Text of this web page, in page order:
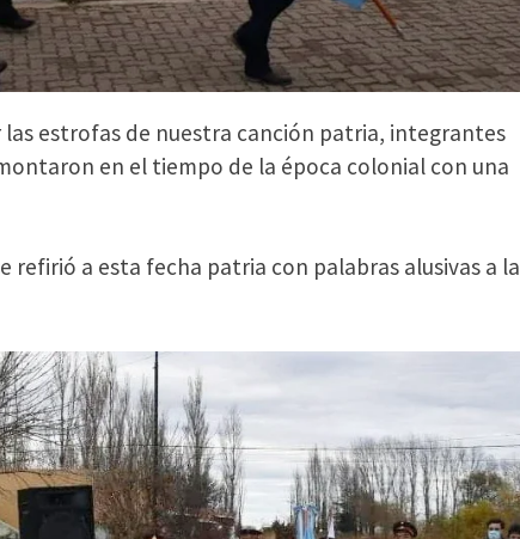
estrofas de nuestra canción patria, integrantes
en el tiempo de la época colonial con una
refirió a esta fecha patria con palabras alusivas a la